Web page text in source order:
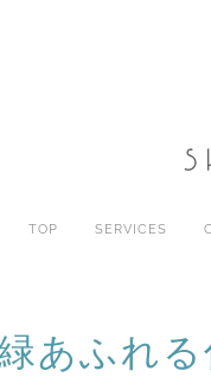
TOP SERVICES
緑あ